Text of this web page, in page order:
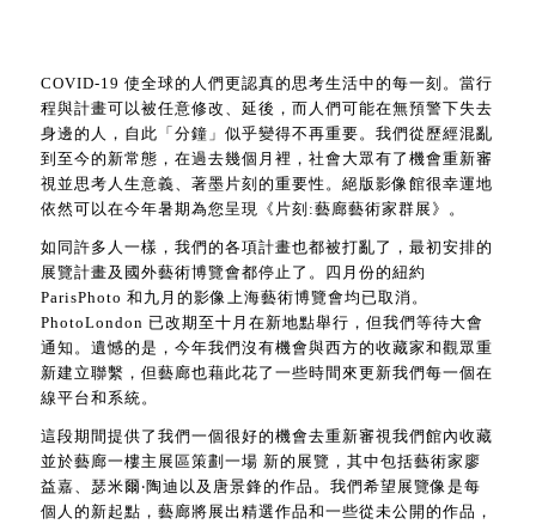
COVID-19 使全球的人們更認真的思考生活中的每一刻。當行
程與計畫可以被任意修改、延後，而人們可能在無預警下失去
身邊的人，自此「分鐘」似乎變得不再重要。我們從歷經混亂
到至今的新常態，在過去幾個月裡，社會大眾有了機會重新審
視並思考人生意義、著墨片刻的重要性。絕版影像館很幸運地
依然可以在今年暑期為您呈現《片刻:藝廊藝術家群展》。
如同許多人一樣，我們的各項計畫也都被打亂了，最初安排的
展覽計畫及國外藝術博覽會都停止了。四月份的紐約
ParisPhoto 和九月的影像上海藝術博覽會均已取消。
PhotoLondon 已改期至十月在新地點舉行，但我們等待大會
通知。遺憾的是，今年我們沒有機會與西方的收藏家和觀眾重
新建立聯繫，但藝廊也藉此花了一些時間來更新我們每一個在
線平台和系統。
這段期間提供了我們一個很好的機會去重新審視我們館內收藏
並於藝廊一樓主展區策劃一場 新的展覽，其中包括藝術家廖
益嘉、瑟米爾‧陶迪以及唐景鋒的作品。我們希望展覽像是每
個人的新起點，藝廊將展出精選作品和一些從未公開的作品，